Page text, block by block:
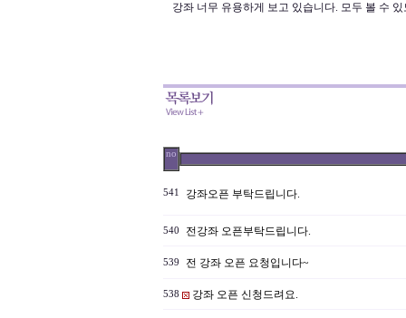
강좌 너무 유용하게 보고 있습니다. 모두 볼 수
no
541 강좌오픈 부탁드립니다.
540 전강좌 오픈부탁드립니다.
539 전 강좌 오픈 요청입니다~
538 강좌 오픈 신청드려요.